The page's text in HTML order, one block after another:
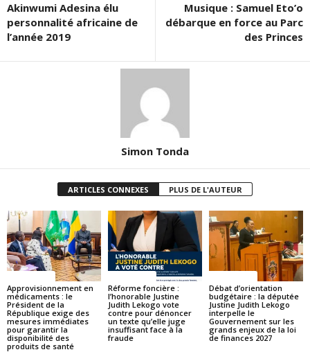
Akinwumi Adesina élu
personnalité africaine de
l’année 2019
Musique : Samuel Eto’o
débarque en force au Parc
des Princes
Simon Tonda
ARTICLES CONNEXES PLUS DE L'AUTEUR
Approvisionnement en
médicaments : le
Président de la
République exige des
mesures immédiates
pour garantir la
disponibilité des
produits de santé
Réforme foncière :
l’honorable Justine
Judith Lekogo vote
contre pour dénoncer
un texte qu’elle juge
insuffisant face à la
fraude
Débat d’orientation
budgétaire : la députée
Justine Judith Lekogo
interpelle le
Gouvernement sur les
grands enjeux de la loi
de finances 2027